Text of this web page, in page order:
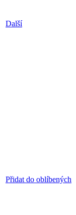
Další
Přidat do oblíbených